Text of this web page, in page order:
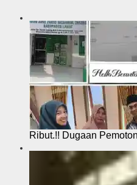
Ribut.!! Dugaan